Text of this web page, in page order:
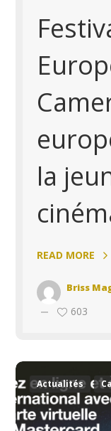
la
READ MORE
Briss
603
Actualités